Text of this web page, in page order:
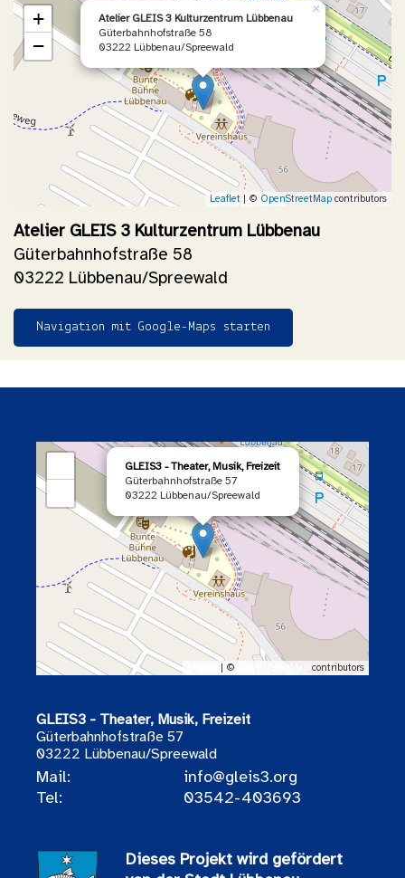
Atelier GLEIS 3 Kulturzentrum Lübbenau
Güterbahnhofstraße 58
03222 Lübbenau/Spreewald
×
+
−
Leaflet| © OpenStreetMap contributors
Atelier GLEIS 3 Kulturzentrum Lübbenau
Güterbahnhofstraße 58
03222 Lübbenau/Spreewald
Navigation mit Google-Maps starten
GLEIS3 - Theater, Musik, Freizeit
Güterbahnhofstraße 57
03222 Lübbenau/Spreewald
| © contributors
GLEIS3 - Theater, Musik, Freizeit
Güterbahnhofstraße 57
03222 Lübbenau/Spreewald
Mail:
info@gleis3.org
Tel:
03542-403693
Dieses Projekt wird gefördert